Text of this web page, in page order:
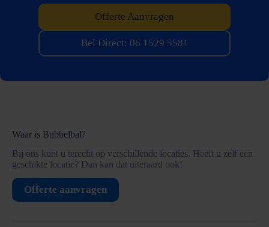
Offerte Aanvragen
Bel Direct: 06 1529 5581
Waar is Bubbelbal?
Bij ons kunt u terecht op verschillende locaties. Heeft u zelf een
geschikte locatie? Dan kan dat uiteraard ook!
Offerte aanvragen